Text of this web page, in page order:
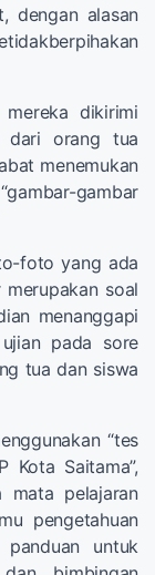
dengan alasan
dikirimi
dari orang tua
menemukan
gambar
foto yang ada
soal
menanggapi
pada sore
tua dan siswa
“tes
Kota Saitama”,
pelajaran
pengetahuan
untuk